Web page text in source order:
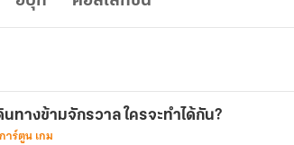
ทางข้ามจักรวาล ใครจะทำได้กัน?
ร์ตูน เกม